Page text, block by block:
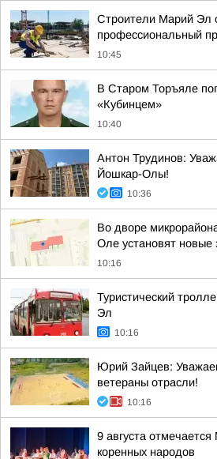
Строители Марий Эл
профессиональный
10:45
В Старом Торъяле
«Кубинцем»
10:40
Антон Трудинов:
Йошкар-Олы!
10:36
Во дворе
Оле установят новые
10:16
Туристический
Эл
10:16
Юрий Зайцев:
ветераны отрасли!
10:16
9 августа
коренных народов